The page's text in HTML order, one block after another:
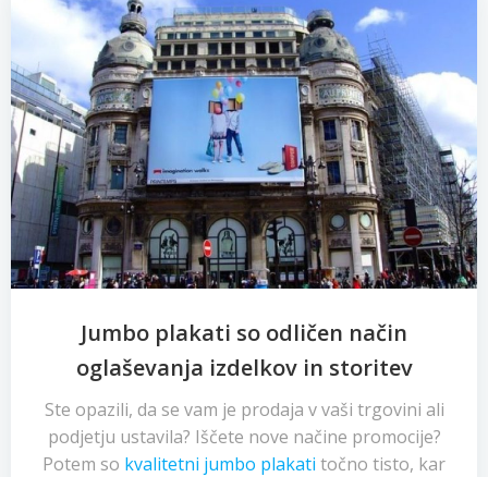
Jumbo plakati so odličen način
oglaševanja izdelkov in storitev
Ste opazili, da se vam je prodaja v vaši trgovini ali
podjetju ustavila? Iščete nove načine promocije?
Potem so kvalitetni jumbo plakati točno tisto, kar